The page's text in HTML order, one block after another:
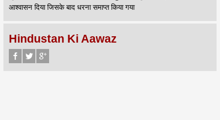
आश्वासन दिया जिसके बाद धरना समाप्त किया गया
Hindustan Ki Aawaz